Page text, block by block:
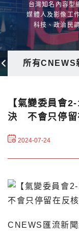
台灣知名內容型
媒體人及影像工
科技、政治民
所有CNEWS
【氣變委員會
決 不會只停留
2024-07-24
CNEWS匯流新